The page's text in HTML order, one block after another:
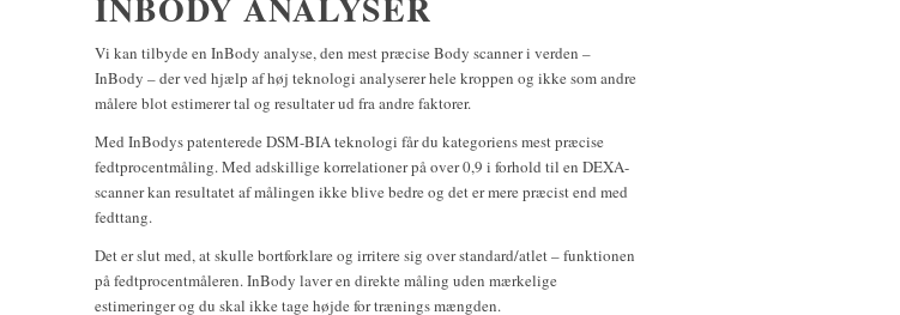
Vi kan tilbyde en InBody analyse, den mest præcise Body scanner i verden –
InBody – der ved hjælp af høj teknologi analyserer hele kroppen og ikke som andre
målere blot estimerer tal og resultater ud fra andre faktorer.
Med InBodys patenterede DSM-BIA teknologi får du kategoriens mest præcise
fedtprocentmåling. Med adskillige korrelationer på over 0,9 i forhold til en DEXA-
scanner kan resultatet af målingen ikke blive bedre og det er mere præcist end med
fedttang.
Det er slut med, at skulle bortforklare og irritere sig over standard/atlet – funktionen
på fedtprocentmåleren. InBody laver en direkte måling uden mærkelige
estimeringer og du skal ikke tage højde for trænings mængden.